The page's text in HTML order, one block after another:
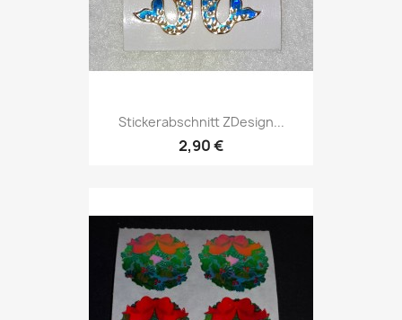
Stickerabschnitt ZDesign...
2,90 €